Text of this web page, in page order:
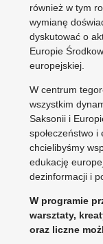
również w tym
wymianę
dyskutować o
Europie
europejskiej.
W centrum
wszystkim
Saksonii i
społeczeństwo
chcielibyśmy
edukację
dezinformacji i
W programie
warsztaty,
oraz liczne